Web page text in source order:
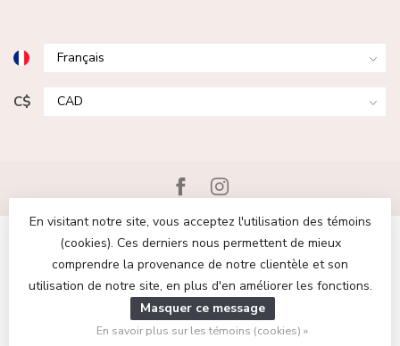
C$
© Copyright 2026 Boutique Escapade | Chaussures et vêtements
pour femmes et hommes- Powered byLightspeed
designbyDyvelopment
En visitant notre site, vous acceptez l'utilisation des témoins
(cookies). Ces derniers nous permettent de mieux
comprendre la provenance de notre clientèle et son
utilisation de notre site, en plus d'en améliorer les fonctions.
Masquer ce message
En savoir plus sur les témoins (cookies) »